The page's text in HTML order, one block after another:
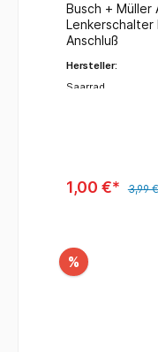
Busch + Müller
Lenkerschalter
Anschluß
Hersteller:
Saarrad
1,00 €* 3,99
%